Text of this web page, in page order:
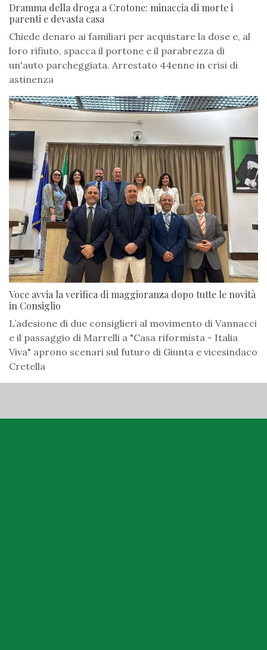
Dramma della droga a Crotone: minaccia di morte i
parenti e devasta casa
Chiede denaro ai familiari per acquistare la dose e, al
loro rifiuto, spacca il portone e il parabrezza di
un'auto parcheggiata. Arrestato 44enne in crisi di
astinenza
Voce avvia la verifica di maggioranza dopo tutte le novità
in Consiglio
L’adesione di due consiglieri al movimento di Vannacci
e il passaggio di Marrelli a "Casa riformista - Italia
Viva" aprono scenari sul futuro di Giunta e vicesindaco
Cretella